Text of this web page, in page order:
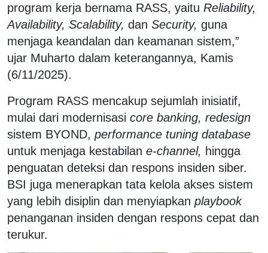
program kerja bernama RASS, yaitu Reliability,
Availability, Scalability, dan Security, guna
menjaga keandalan dan keamanan sistem,”
ujar Muharto dalam keterangannya, Kamis
(6/11/2025).
Program RASS mencakup sejumlah inisiatif,
mulai dari modernisasi core banking, redesign
sistem BYOND, performance tuning database
untuk menjaga kestabilan e-channel, hingga
penguatan deteksi dan respons insiden siber.
BSI juga menerapkan tata kelola akses sistem
yang lebih disiplin dan menyiapkan playbook
penanganan insiden dengan respons cepat dan
terukur.